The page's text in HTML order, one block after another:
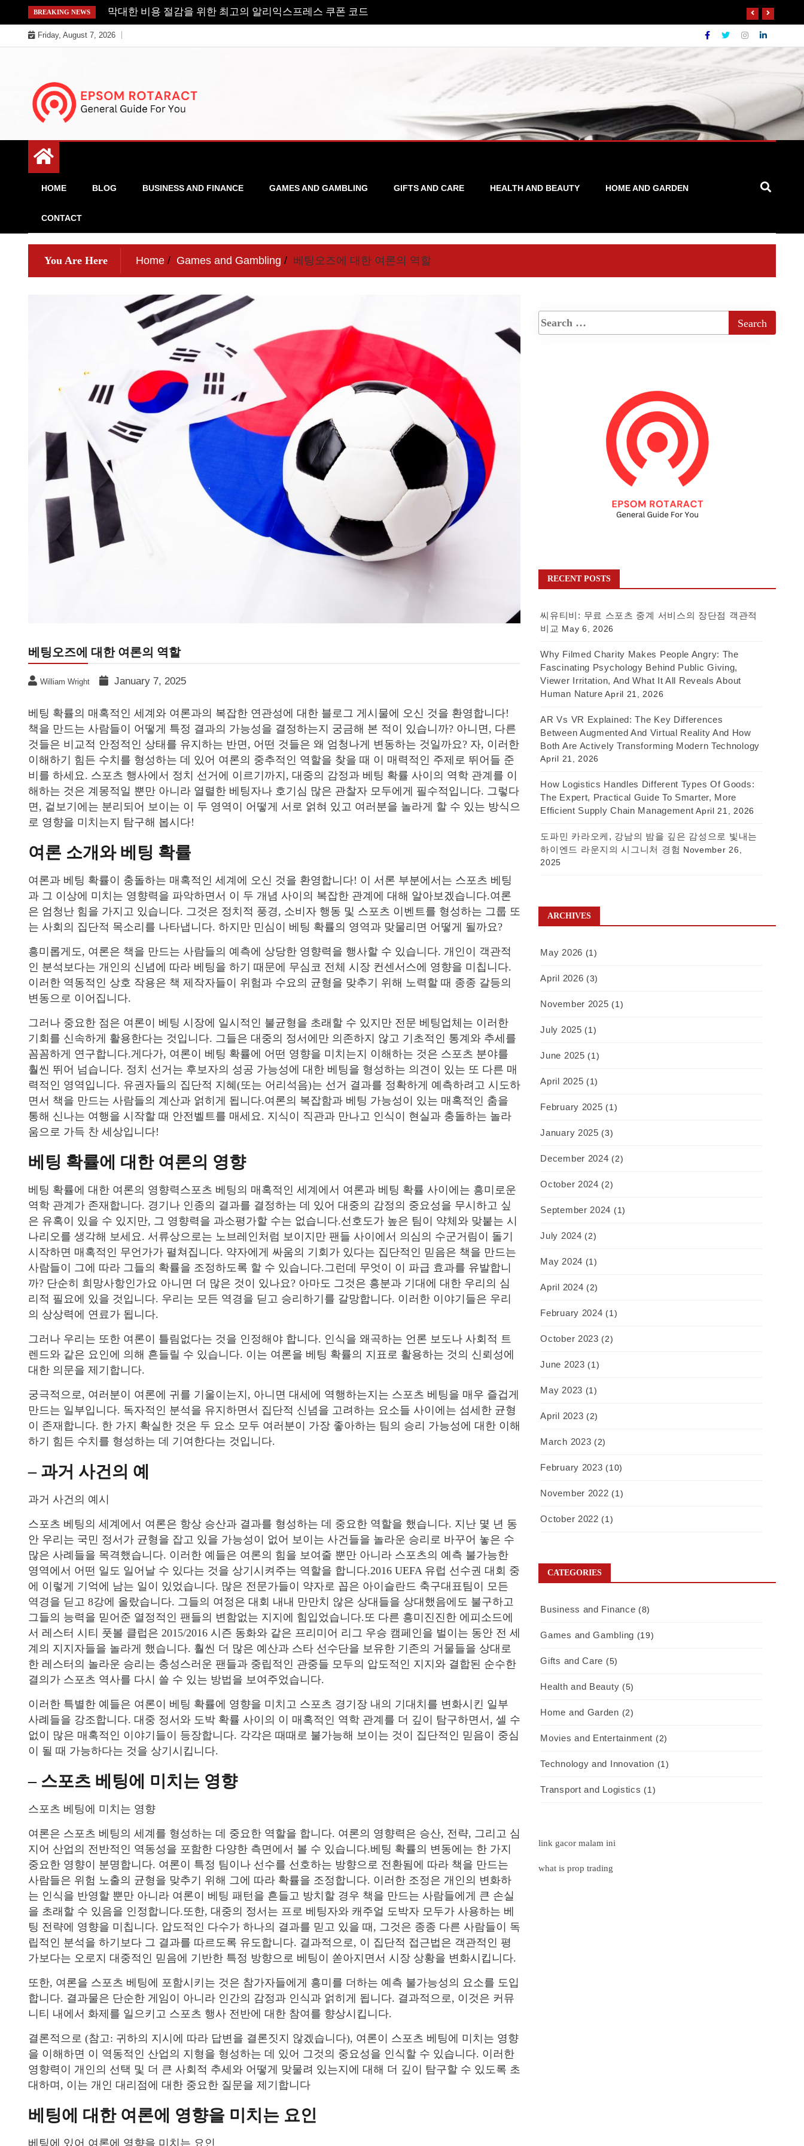
to
content
BREAKING NEWS 팔로워를 얻는 비결은 무엇인가요?
Friday, August 7, 2026
Epsom Rotaract
HOME BLOG BUSINESS AND FINANCE GAMES AND GAMBLING GIFTS AND CARE HEALTH AND BEAUTY HOME AND GARDEN
CONTACT
You Are Here Home Games and Gambling 베팅오즈에 대한 여론의 역할
베팅오즈에 대한 여론의 역할
William Wright January 7, 2025
베팅 확률의 매혹적인 세계와 여론과의 복잡한 연관성에 대한 블로그 게시물에 오신 것을 환영합니다!
책을 만드는 사람들이 어떻게 특정 결과의 가능성을 결정하는지 궁금해 본 적이 있습니까? 아니면, 다른
것들은 비교적 안정적인 상태를 유지하는 반면, 어떤 것들은 왜 엄청나게 변동하는 것일까요? 자, 이러한
이해하기 힘든 수치를 형성하는 데 있어 여론의 중추적인 역할을 찾을 때 이 매력적인 주제로 뛰어들 준
비를 하세요. 스포츠 행사에서 정치 선거에 이르기까지, 대중의 감정과 베팅 확률 사이의 역학 관계를 이
해하는 것은 계몽적일 뿐만 아니라 열렬한 베팅자나 호기심 많은 관찰자 모두에게 필수적입니다. 그렇다
면, 겉보기에는 분리되어 보이는 이 두 영역이 어떻게 서로 얽혀 있고 여러분을 놀라게 할 수 있는 방식으
로 영향을 미치는지 탐구해 봅시다!
여론 소개와 베팅 확률
여론과 베팅 확률이 충돌하는 매혹적인 세계에 오신 것을 환영합니다! 이 서론 부분에서는 스포츠 베팅
과 그 이상에 미치는 영향력을 파악하면서 이 두 개념 사이의 복잡한 관계에 대해 알아보겠습니다.여론
은 엄청난 힘을 가지고 있습니다. 그것은 정치적 풍경, 소비자 행동 및 스포츠 이벤트를 형성하는 그룹 또
는 사회의 집단적 목소리를 나타냅니다. 하지만 민심이 베팅 확률의 영역과 맞물리면 어떻게 될까요?
흥미롭게도, 여론은 책을 만드는 사람들의 예측에 상당한 영향력을 행사할 수 있습니다. 개인이 객관적
인 분석보다는 개인의 신념에 따라 베팅을 하기 때문에 무심코 전체 시장 컨센서스에 영향을 미칩니다.
이러한 역동적인 상호 작용은 책 제작자들이 위험과 수요의 균형을 맞추기 위해 노력할 때 종종 갈등의
변동으로 이어집니다.
그러나 중요한 점은 여론이 베팅 시장에 일시적인 불균형을 초래할 수 있지만 전문 베팅업체는 이러한
기회를 신속하게 활용한다는 것입니다. 그들은 대중의 정서에만 의존하지 않고 기초적인 통계와 추세를
꼼꼼하게 연구합니다.게다가, 여론이 베팅 확률에 어떤 영향을 미치는지 이해하는 것은 스포츠 분야를
훨씬 뛰어 넘습니다. 정치 선거는 후보자의 성공 가능성에 대한 베팅을 형성하는 의견이 있는 또 다른 매
력적인 영역입니다. 유권자들의 집단적 지혜(또는 어리석음)는 선거 결과를 정확하게 예측하려고 시도하
면서 책을 만드는 사람들의 계산과 얽히게 됩니다.여론의 복잡함과 베팅 가능성이 있는 매혹적인 춤을
통해 신나는 여행을 시작할 때 안전벨트를 매세요. 지식이 직관과 만나고 인식이 현실과 충돌하는 놀라
움으로 가득 찬 세상입니다!
베팅 확률에 대한 여론의 영향
베팅 확률에 대한 여론의 영향력스포츠 베팅의 매혹적인 세계에서 여론과 베팅 확률 사이에는 흥미로운
역학 관계가 존재합니다. 경기나 인종의 결과를 결정하는 데 있어 대중의 감정의 중요성을 무시하고 싶
은 유혹이 있을 수 있지만, 그 영향력을 과소평가할 수는 없습니다.선호도가 높은 팀이 약체와 맞붙는 시
나리오를 생각해 보세요. 서류상으로는 노브레인처럼 보이지만 팬들 사이에서 의심의 수군거림이 돌기
시작하면 매혹적인 무언가가 펼쳐집니다. 약자에게 싸움의 기회가 있다는 집단적인 믿음은 책을 만드는
사람들이 그에 따라 그들의 확률을 조정하도록 할 수 있습니다.그런데 무엇이 이 파급 효과를 유발합니
까? 단순히 희망사항인가요 아니면 더 많은 것이 있나요? 아마도 그것은 흥분과 기대에 대한 우리의 심
리적 필요에 있을 것입니다. 우리는 모든 역경을 딛고 승리하기를 갈망합니다. 이러한 이야기들은 우리
의 상상력에 연료가 됩니다.
그러나 우리는 또한 여론이 틀림없다는 것을 인정해야 합니다. 인식을 왜곡하는 언론 보도나 사회적 트
렌드와 같은 요인에 의해 흔들릴 수 있습니다. 이는 여론을 베팅 확률의 지표로 활용하는 것의 신뢰성에
대한 의문을 제기합니다.
궁극적으로, 여러분이 여론에 귀를 기울이는지, 아니면 대세에 역행하는지는 스포츠 베팅을 매우 즐겁게
만드는 일부입니다. 독자적인 분석을 유지하면서 집단적 신념을 고려하는 요소들 사이에는 섬세한 균형
이 존재합니다. 한 가지 확실한 것은 두 요소 모두 여러분이 가장 좋아하는 팀의 승리 가능성에 대한 이해
하기 힘든 수치를 형성하는 데 기여한다는 것입니다.
– 과거 사건의 예
과거 사건의 예시
스포츠 베팅의 세계에서 여론은 항상 승산과 결과를 형성하는 데 중요한 역할을 했습니다. 지난 몇 년 동
안 우리는 국민 정서가 균형을 잡고 있을 가능성이 없어 보이는 사건들을 놀라운 승리로 바꾸어 놓은 수
많은 사례들을 목격했습니다. 이러한 예들은 여론의 힘을 보여줄 뿐만 아니라 스포츠의 예측 불가능한
영역에서 어떤 일도 일어날 수 있다는 것을 상기시켜주는 역할을 합니다.2016 UEFA 유럽 선수권 대회 중
에 이렇게 기억에 남는 일이 있었습니다. 많은 전문가들이 약자로 꼽은 아이슬란드 축구대표팀이 모든
역경을 딛고 8강에 올랐습니다. 그들의 여정은 대회 내내 만만치 않은 상대들을 상대했음에도 불구하고
그들의 능력을 믿어준 열정적인 팬들의 변함없는 지지에 힘입었습니다.또 다른 흥미진진한 에피소드에
서 레스터 시티 풋볼 클럽은 2015/2016 시즌 동화와 같은 프리미어 리그 우승 캠페인을 벌이는 동안 전 세
계의 지지자들을 놀라게 했습니다. 훨씬 더 많은 예산과 스타 선수단을 보유한 기존의 거물들을 상대로
한 레스터의 놀라운 승리는 충성스러운 팬들과 중립적인 관중들 모두의 압도적인 지지와 결합된 순수한
결의가 스포츠 역사를 다시 쓸 수 있는 방법을 보여주었습니다.
이러한 특별한 예들은 여론이 베팅 확률에 영향을 미치고 스포츠 경기장 내의 기대치를 변화시킨 일부
사례들을 강조합니다. 대중 정서와 도박 확률 사이의 이 매혹적인 역학 관계를 더 깊이 탐구하면서, 셀 수
없이 많은 매혹적인 이야기들이 등장합니다. 각각은 때때로 불가능해 보이는 것이 집단적인 믿음이 중심
이 될 때 가능하다는 것을 상기시킵니다.
– 스포츠 베팅에 미치는 영향
스포츠 베팅에 미치는 영향
여론은 스포츠 베팅의 세계를 형성하는 데 중요한 역할을 합니다. 여론의 영향력은 승산, 전략, 그리고 심
지어 산업의 전반적인 역동성을 포함한 다양한 측면에서 볼 수 있습니다.베팅 확률의 변동에는 한 가지
중요한 영향이 분명합니다. 여론이 특정 팀이나 선수를 선호하는 방향으로 전환됨에 따라 책을 만드는
사람들은 위험 노출의 균형을 맞추기 위해 그에 따라 확률을 조정합니다. 이러한 조정은 개인의 변화하
는 인식을 반영할 뿐만 아니라 여론이 베팅 패턴을 흔들고 방치할 경우 책을 만드는 사람들에게 큰 손실
을 초래할 수 있음을 인정합니다.또한, 대중의 정서는 프로 베팅자와 캐주얼 도박자 모두가 사용하는 베
팅 전략에 영향을 미칩니다. 압도적인 다수가 하나의 결과를 믿고 있을 때, 그것은 종종 다른 사람들이 독
립적인 분석을 하기보다 그 결과를 따르도록 유도합니다. 결과적으로, 이 집단적 접근법은 객관적인 평
가보다는 오로지 대중적인 믿음에 기반한 특정 방향으로 베팅이 쏟아지면서 시장 상황을 변화시킵니다.
또한, 여론을 스포츠 베팅에 포함시키는 것은 참가자들에게 흥미를 더하는 예측 불가능성의 요소를 도입
합니다. 결과물은 단순한 게임이 아니라 인간의 감정과 인식과 얽히게 됩니다. 결과적으로, 이것은 커뮤
니티 내에서 화제를 일으키고 스포츠 행사 전반에 대한 참여를 향상시킵니다.
결론적으로 (참고: 귀하의 지시에 따라 답변을 결론짓지 않겠습니다), 여론이 스포츠 베팅에 미치는 영향
을 이해하면 이 역동적인 산업의 지형을 형성하는 데 있어 그것의 중요성을 인식할 수 있습니다. 이러한
영향력이 개인의 선택 및 더 큰 사회적 추세와 어떻게 맞물려 있는지에 대해 더 깊이 탐구할 수 있도록 초
대하며, 이는 개인 대리점에 대한 중요한 질문을 제기합니다
베팅에 대한 여론에 영향을 미치는 요인
베팅에 있어 여론에 영향을 미치는 요인
RECENT POSTS
씨유티비: 무료 스포츠 중계 서비스의 장단점 객관적
비교 May 6, 2026
Why Filmed Charity Makes People Angry: The
Fascinating Psychology Behind Public Giving,
Viewer Irritation, And What It All Reveals About
Human Nature April 21, 2026
AR Vs VR Explained: The Key Differences
Between Augmented And Virtual Reality And How
Both Are Actively Transforming Modern Technology
April 21, 2026
How Logistics Handles Different Types Of Goods:
The Expert, Practical Guide To Smarter, More
Efficient Supply Chain Management April 21, 2026
도파민 카라오케, 강남의 밤을 깊은 감성으로 빛내는
하이엔드 라운지의 시그니처 경험 November 26,
2025
ARCHIVES
May 2026 (1)
April 2026 (3)
November 2025 (1)
July 2025 (1)
June 2025 (1)
April 2025 (1)
February 2025 (1)
January 2025 (3)
December 2024 (2)
October 2024 (2)
September 2024 (1)
July 2024 (2)
May 2024 (1)
April 2024 (2)
February 2024 (1)
October 2023 (2)
June 2023 (1)
May 2023 (1)
April 2023 (2)
March 2023 (2)
February 2023 (10)
November 2022 (1)
October 2022 (1)
CATEGORIES
Business and Finance (8)
Games and Gambling (19)
Gifts and Care (5)
Health and Beauty (5)
Home and Garden (2)
Movies and Entertainment (2)
Technology and Innovation (1)
Transport and Logistics (1)
link gacor malam ini
what is prop trading